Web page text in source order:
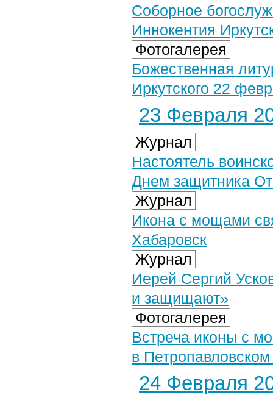
Соборное
Иннокентия
Фотогалерея
Божественная
Иркутского 22
23 Февраля
Журнал
Настоятель
Днем защитника
Журнал
Икона с мощами
Хабаровск
Журнал
Иерей Сергий
и защищают»
Фотогалерея
Встреча иконы с
в
24 Февраля